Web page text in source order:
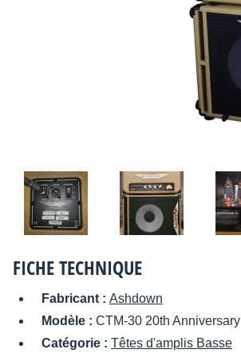
FICHE TECHNIQUE
Fabricant : Ashdown
Modèle : CTM-30 20th Anniversary
Catégorie : Têtes d'amplis Basse